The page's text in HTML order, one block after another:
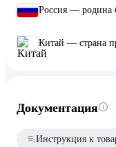
Россия — родина
Китай — страна
Документация
Инструкция к